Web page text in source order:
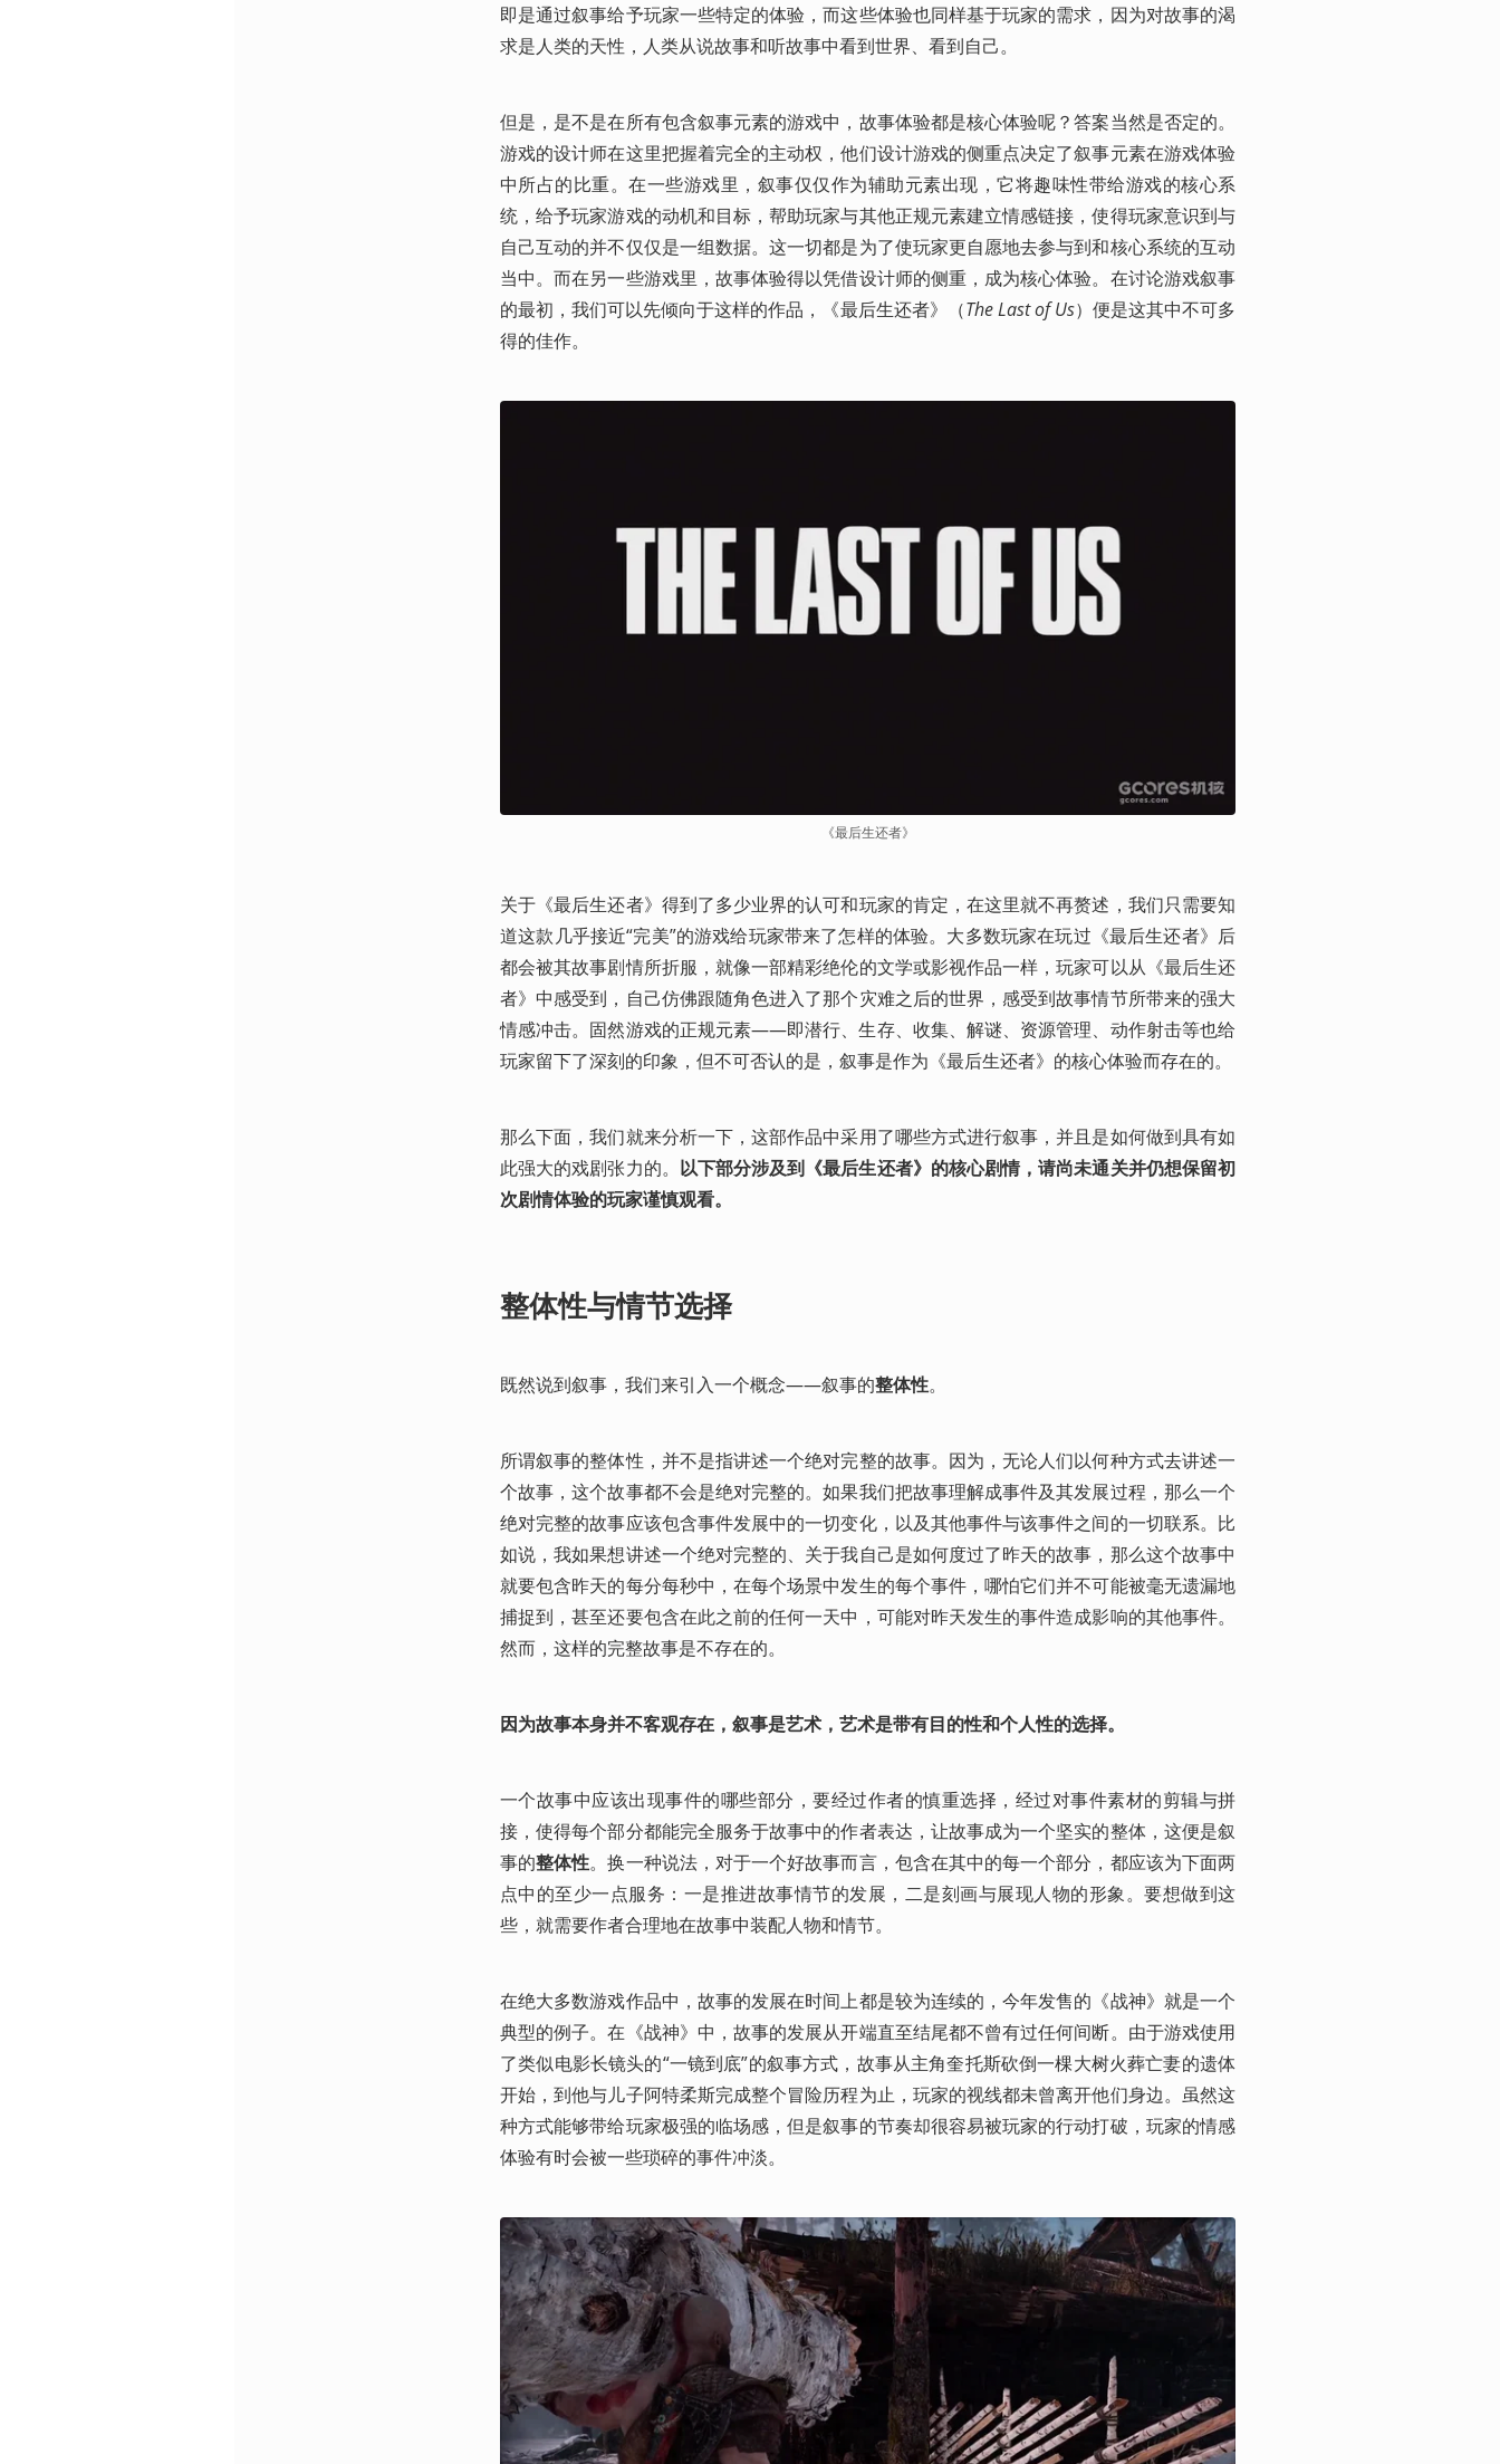
即是通过叙事给予玩家一些特定的体验，而这些体验也同样基于玩家的需求，因为对故事的渴
求是人类的天性，人类从说故事和听故事中看到世界、看到自己。
但是，是不是在所有包含叙事元素的游戏中，故事体验都是核心体验呢？答案当然是否定的。
游戏的设计师在这里把握着完全的主动权，他们设计游戏的侧重点决定了叙事元素在游戏体验
中所占的比重。在一些游戏里，叙事仅仅作为辅助元素出现，它将趣味性带给游戏的核心系
统，给予玩家游戏的动机和目标，帮助玩家与其他正规元素建立情感链接，使得玩家意识到与
自己互动的并不仅仅是一组数据。这一切都是为了使玩家更自愿地去参与到和核心系统的互动
当中。而在另一些游戏里，故事体验得以凭借设计师的侧重，成为核心体验。在讨论游戏叙事
的最初，我们可以先倾向于这样的作品，《最后生还者》（The Last of Us）便是这其中不可多
得的佳作。
《最后生还者》
关于《最后生还者》得到了多少业界的认可和玩家的肯定，在这里就不再赘述，我们只需要知
道这款几乎接近“完美”的游戏给玩家带来了怎样的体验。大多数玩家在玩过《最后生还者》后
都会被其故事剧情所折服，就像一部精彩绝伦的文学或影视作品一样，玩家可以从《最后生还
者》中感受到，自己仿佛跟随角色进入了那个灾难之后的世界，感受到故事情节所带来的强大
情感冲击。固然游戏的正规元素——即潜行、生存、收集、解谜、资源管理、动作射击等也给
玩家留下了深刻的印象，但不可否认的是，叙事是作为《最后生还者》的核心体验而存在的。
那么下面，我们就来分析一下，这部作品中采用了哪些方式进行叙事，并且是如何做到具有如
此强大的戏剧张力的。 以下部分涉及到《最后生还者》的核心剧情，请尚未通关并仍想保留初
次剧情体验的玩家谨慎观看。
整体性与情节选择
既然说到叙事，我们来引入一个概念——叙事的整体性。
所谓叙事的整体性，并不是指讲述一个绝对完整的故事。因为，无论人们以何种方式去讲述一
个故事，这个故事都不会是绝对完整的。如果我们把故事理解成事件及其发展过程，那么一个
绝对完整的故事应该包含事件发展中的一切变化，以及其他事件与该事件之间的一切联系。比
如说，我如果想讲述一个绝对完整的、关于我自己是如何度过了昨天的故事，那么这个故事中
就要包含昨天的每分每秒中，在每个场景中发生的每个事件，哪怕它们并不可能被毫无遗漏地
捕捉到，甚至还要包含在此之前的任何一天中，可能对昨天发生的事件造成影响的其他事件。
然而，这样的完整故事是不存在的。
因为故事本身并不客观存在，叙事是艺术，艺术是带有目的性和个人性的选择。
一个故事中应该出现事件的哪些部分，要经过作者的慎重选择，经过对事件素材的剪辑与拼
接，使得每个部分都能完全服务于故事中的作者表达，让故事成为一个坚实的整体，这便是叙
事的整体性。换一种说法，对于一个好故事而言，包含在其中的每一个部分，都应该为下面两
点中的至少一点服务：一是推进故事情节的发展，二是刻画与展现人物的形象。要想做到这
些，就需要作者合理地在故事中装配人物和情节。
在绝大多数游戏作品中，故事的发展在时间上都是较为连续的，今年发售的《战神》就是一个
典型的例子。在《战神》中，故事的发展从开端直至结尾都不曾有过任何间断。由于游戏使用
了类似电影长镜头的“一镜到底”的叙事方式，故事从主角奎托斯砍倒一棵大树火葬亡妻的遗体
开始，到他与儿子阿特柔斯完成整个冒险历程为止，玩家的视线都未曾离开他们身边。虽然这
种方式能够带给玩家极强的临场感，但是叙事的节奏却很容易被玩家的行动打破，玩家的情感
体验有时会被一些琐碎的事件冲淡。